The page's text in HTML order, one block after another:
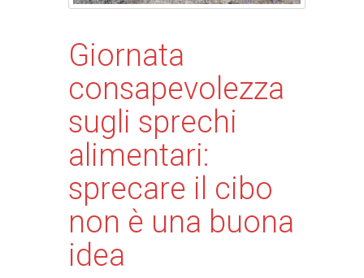
Giornata
consapevolezza
sugli sprechi
alimentari:
sprecare il cibo
non è una buona
idea